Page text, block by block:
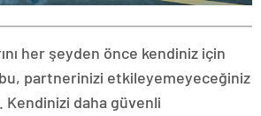
her şeyden önce kendiniz için
bu, partnerinizi etkileyemeyeceğiniz
Kendinizi daha güvenli